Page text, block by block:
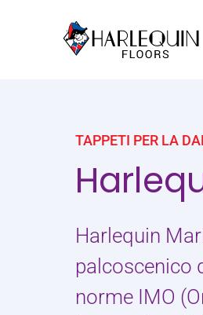
TAPPETI PER LA
Harlequin
palcoscenico
norme IMO